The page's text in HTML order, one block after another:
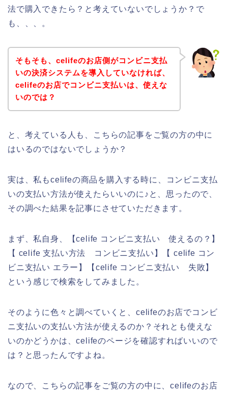
法で購入できたら？と考えていないでしょうか？で
も、、、。
そもそも、celifeのお店側がコンビニ支払
いの決済システムを導入していなければ、
celifeのお店でコンビニ支払いは、使えな
いのでは？
と、考えている人も、こちらの記事をご覧の方の中に
はいるのではないでしょうか？
実は、私もcelifeの商品を購入する時に、コンビニ支払
いの支払い方法が使えたらいいのに♪と、思ったので、
その調べた結果を記事にさせていただきます。
まず、私自身、【celife コンビニ支払い 使えるの？】
【 celife 支払い方法 コンビニ支払い】【 celife コン
ビニ支払い エラー】【celife コンビニ支払い 失敗】
という感じで検索をしてみました。
そのように色々と調べていくと、celifeのお店でコンビ
ニ支払いの支払い方法が使えるのか？それとも使えな
いのかどうかは、celifeのページを確認すればいいので
は？と思ったんですよね。
なので、こちらの記事をご覧の方の中に、celifeのお店